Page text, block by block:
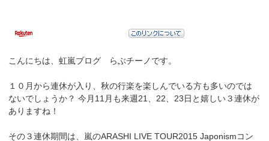
こんにちは、虹嵐ブログ らぶチーノです。
１０月から連休が入り、秋の行楽を楽しんでいる方も多いのでは
ないでしょうか？ 今月11月も来週21、22、23日と嬉しい３連休が
ありますね！
その３連休期間は、嵐のARASHI LIVE TOUR2015 Japonismコン